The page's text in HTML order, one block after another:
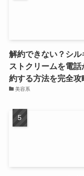
解約できない？シル
ストクリームを電話
約する方法を完全攻
美容系